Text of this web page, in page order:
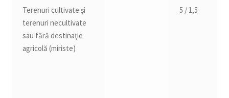
Terenuri cultivate şi
terenuri necultivate
sau fără destinaţie
agricolă (miriste)
5 / 1,5